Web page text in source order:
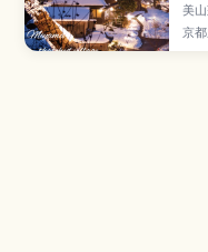
美
村
四
京